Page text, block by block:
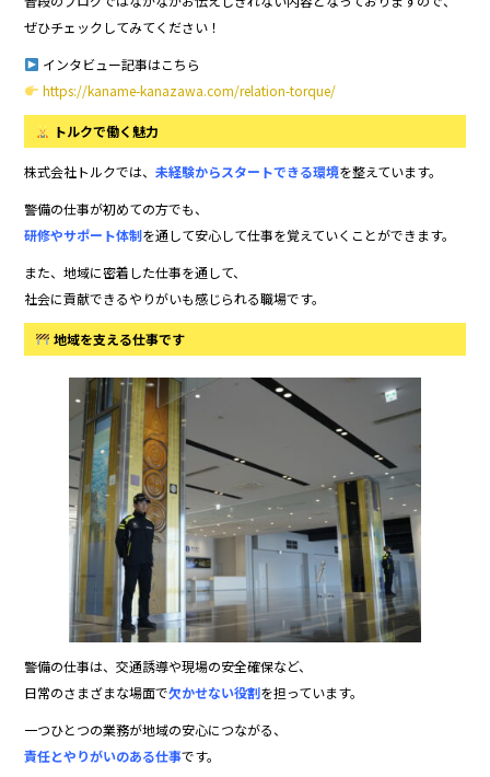
ぜひチェックしてみてください！
インタビュー記事はこちら
https://kaname-kanazawa.com/relation-torque/
トルクで働く魅力
株式会社トルクでは、未経験からスタートできる環境を整えています。
警備の仕事が初めての方でも、
研修やサポート体制を通して安心して仕事を覚えていくことができます。
また、地域に密着した仕事を通して、
社会に貢献できるやりがいも感じられる職場です。
地域を支える仕事です
警備の仕事は、交通誘導や現場の安全確保など、
日常のさまざまな場面で欠かせない役割を担っています。
一つひとつの業務が地域の安心につながる、
責任とやりがいのある仕事です。